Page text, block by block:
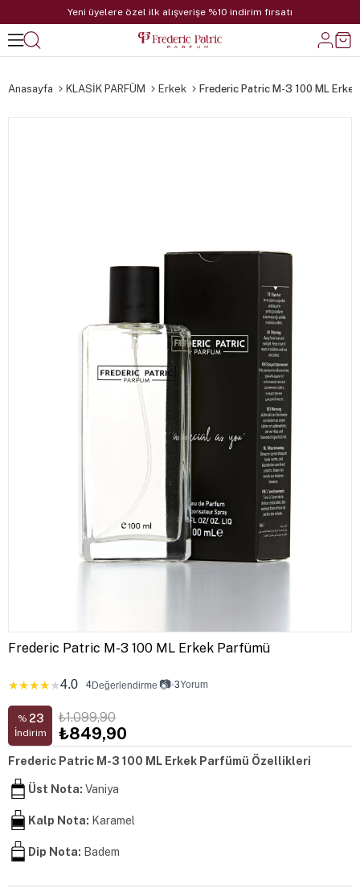
Yeni üyelere özel ilk alışverişe %10 indirim fırsatı
Anasayfa KLASİK PARFÜM Erkek Frederic Patric M-3 100 ML
Frederic Patric M-3 100 ML Erkek Parfümü
★★★★★4.0 4Değerlendirme 📷•3Yorum
% 23
İndirim
₺1.099,90
₺849,90
Frederic Patric M-3 100 ML Erkek Parfümü Özellikleri
Üst Nota: Vaniya
Kalp Nota: Karamel
Dip Nota: Badem